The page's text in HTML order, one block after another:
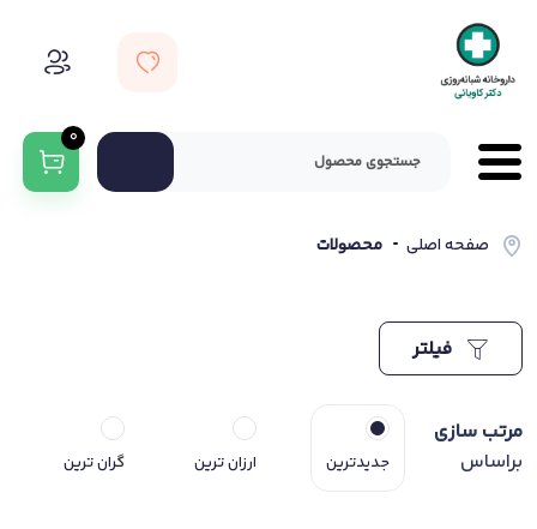
0
صفحه اصلی محصولات
مرتب سازی
براساس
جدیدترین ارزان ترین گران ترین